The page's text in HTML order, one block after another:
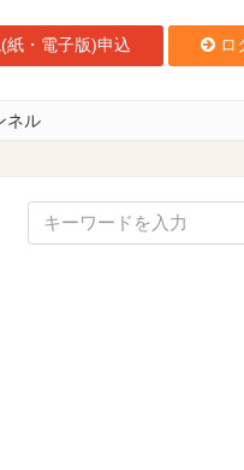
紙・電子版)申込 ロ
ネル